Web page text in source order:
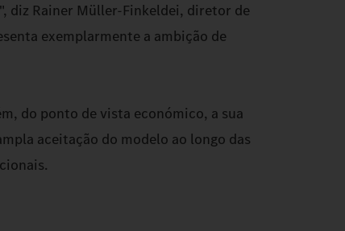
diz Rainer Müller-Finkeldei, diretor de
exemplarmente a ambição de
do ponto de vista económico, a sua
aceitação do modelo ao longo das